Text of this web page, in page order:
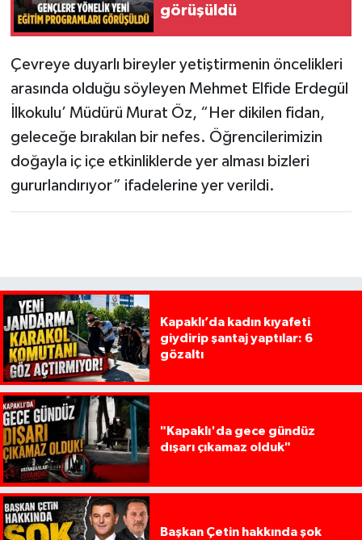
görüşüldü
Çevreye duyarlı bireyler yetiştirmenin öncelikleri
arasında olduğu söyleyen Mehmet Elfide Erdegül
İlkokulu’ Müdürü Murat Öz, “Her dikilen fidan,
geleceğe bırakılan bir nefes. Öğrencilerimizin
doğayla iç içe etkinliklerde yer alması bizleri
gururlandırıyor” ifadelerine yer verildi.
Kapaklı’da kadın kıyafeti
giydirip şantaj yaptılar: 6
gözaltı
"Kapaklı'da gece gündüz
dışarı çıkamaz olduk"
Başkan Çetin hakkında şok